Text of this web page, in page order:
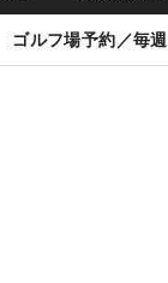
ゴルフ場予約／毎